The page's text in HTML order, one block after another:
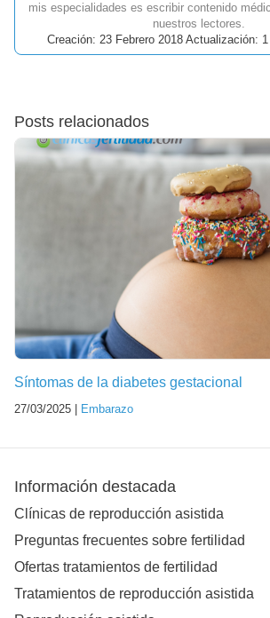
mis especialidades es escribir contenido
nuestros lectores.
Creación: 23 Febrero 2018 Actualización:
Posts relacionados
Síntomas de la diabetes gestacional
27/03/2025 | Embarazo
Información destacada
Clínicas de reproducción asistida
Preguntas frecuentes sobre fertilidad
Ofertas tratamientos de fertilidad
Tratamientos de reproducción asistida